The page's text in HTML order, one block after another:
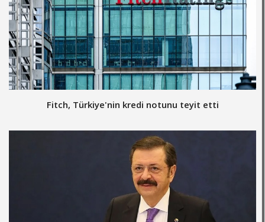
Fitch, Türkiye'nin kredi notunu teyit etti